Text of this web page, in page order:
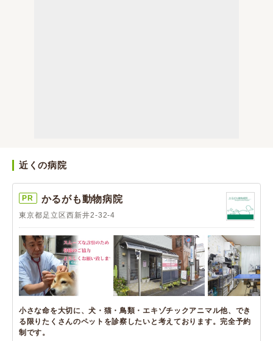
近くの病院
PR かるがも動物病院
東京都足立区西新井2-32-4
小さな命を大切に、犬・猫・鳥類・エキゾチックアニマル他、でき
る限りたくさんのペットを診察したいと考えております。完全予約
制です。